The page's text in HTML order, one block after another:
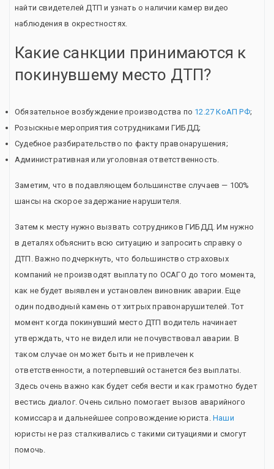
найти свидетелей ДТП и узнать о наличии камер видео
наблюдения в окрестностях.
Какие санкции принимаются к
покинувшему место ДТП?
Обязательное возбуждение производства по 12.27 КоАП РФ;
Розыскные мероприятия сотрудниками ГИБДД;
Судебное разбирательство по факту правонарушения;
Административная или уголовная ответственность.
Заметим, что в подавляющем большинстве случаев — 100%
шансы на скорое задержание нарушителя.
Затем к месту нужно вызвать сотрудников ГИБДД. Им нужно
в деталях объяснить всю ситуацию и запросить справку о
ДТП. Важно подчеркнуть, что большинство страховых
компаний не производят выплату по ОСАГО до того момента,
как не будет выявлен и установлен виновник аварии. Еще
один подводный камень от хитрых правонарушителей. Тот
момент когда покинувший место ДТП водитель начинает
утверждать, что не видел или не почувствовал аварии. В
таком случае он может быть и не привлечен к
ответственности, а потерпевший останется без выплаты.
Здесь очень важно как будет себя вести и как грамотно будет
вестись диалог. Очень сильно помогает вызов аварийного
комиссара и дальнейшее сопровождение юриста. Наши
юристы не раз сталкивались с такими ситуациями и смогут
помочь.